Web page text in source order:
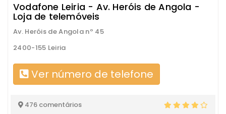
Vodafone Leiria - Av. Heróis de Angola -
Loja de telemóveis
Av. Heróis de Angola nº 45
2400-155 Leiria
Ver número de telefone
476 comentários